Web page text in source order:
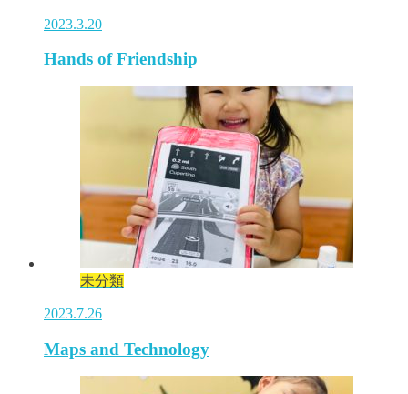
2023.3.20
Hands of Friendship
未分類
2023.7.26
Maps and Technology